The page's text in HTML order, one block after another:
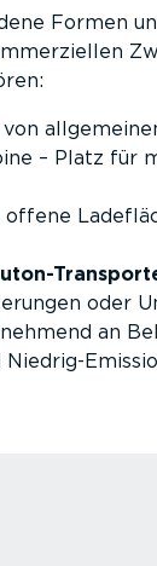
Formen
– Platz für
offene
oder
an